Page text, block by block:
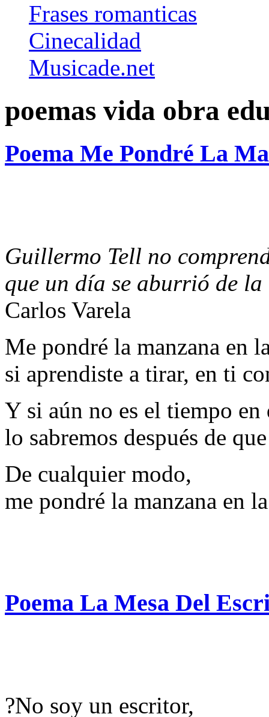
Frases romanticas
Cinecalidad
Musicade.net
poemas vida obra
Poema Me Pondré La
Guillermo Tell no
que un día se aburrió de la
Carlos Varela
Me pondré la manzana en
si aprendiste a tirar, en ti
Y si aún no es el tiempo en
lo sabremos después de
De cualquier modo,
me pondré la manzana en
Poema La Mesa Del
?No soy un escritor,